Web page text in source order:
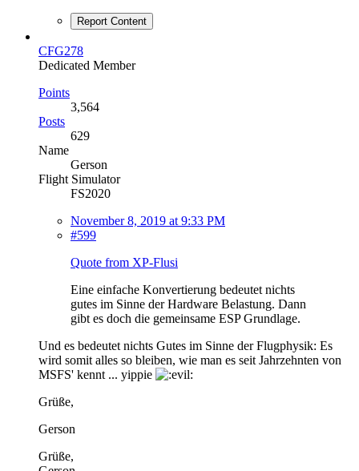
Report Content
CFG278
Dedicated Member
Points
3,564
Posts
629
Name
Gerson
Flight Simulator
FS2020
November 8, 2019 at 9:33 PM
#599
Quote from XP-Flusi
Eine einfache Konvertierung bedeutet nichts
gutes im Sinne der Hardware Belastung. Dann
gibt es doch die gemeinsame ESP Grundlage.
Und es bedeutet nichts Gutes im Sinne der Flugphysik: Es
wird somit alles so bleiben, wie man es seit Jahrzehnten von
MSFS' kennt ... yippie
Grüße,
Gerson
Grüße,